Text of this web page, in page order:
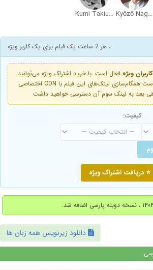
Kyôzô Nagatsuka
Kumi Takiuchi
، هر 2 ساعت یک فیلم برای یک کاربر ویژه
کاربران ویژه فعال است. با خرید اشتراک ویژه می‌توانید
هر 2 ساعت یک‌بار درخواست همگام‌سازی لینک‌های این فیلم با CDN اختصاصی
بعد به لینک سوم آن دسترسی خواهید داشت
کیفیت:
⭐ دریافت اشتراک ویژه
دانلود زیرنویس همه زبان ها